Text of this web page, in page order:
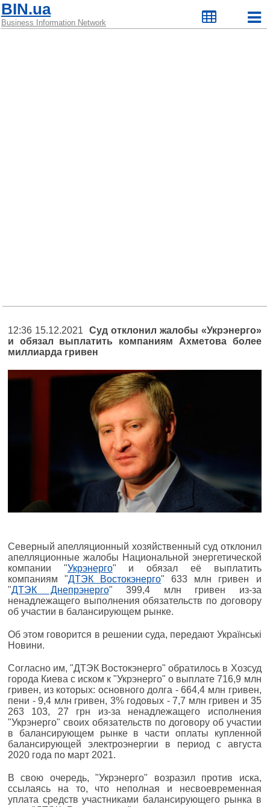
BIN.ua
Business Information Network
12:36 15.12.2021 Суд отклонил жалобы «Укрэнерго»
и обязал выплатить компаниям Ахметова более
миллиарда гривен
Северный апелляционный хозяйственный суд отклонил
апелляционные жалобы Национальной энергетической
компании "Укрэнерго" и обязал её выплатить
компаниям "ДТЭК Востокэнерго" 633 млн гривен и
"ДТЭК Днепрэнерго" 399,4 млн гривен из-за
ненадлежащего выполнения обязательств по договору
об участии в балансирующем рынке.
Об этом говорится в решении суда, передают Українські
Новини.
Согласно им, "ДТЭК Востокэнерго" обратилось в Хозсуд
города Киева с иском к "Укрэнерго" о выплате 716,9 млн
гривен, из которых: основного долга - 664,4 млн гривен,
пени - 9,4 млн гривен, 3% годовых - 7,7 млн гривен и 35
263 103, 27 грн из-за ненадлежащего исполнения
"Укрэнерго" своих обязательств по договору об участии
в балансирующем рынке в части оплаты купленной
балансирующей электроэнергии в период с августа
2020 года по март 2021.
В свою очередь, "Укрэнерго" возразил против иска,
ссылаясь на то, что неполная и несвоевременная
уплата средств участниками балансирующего рынка в